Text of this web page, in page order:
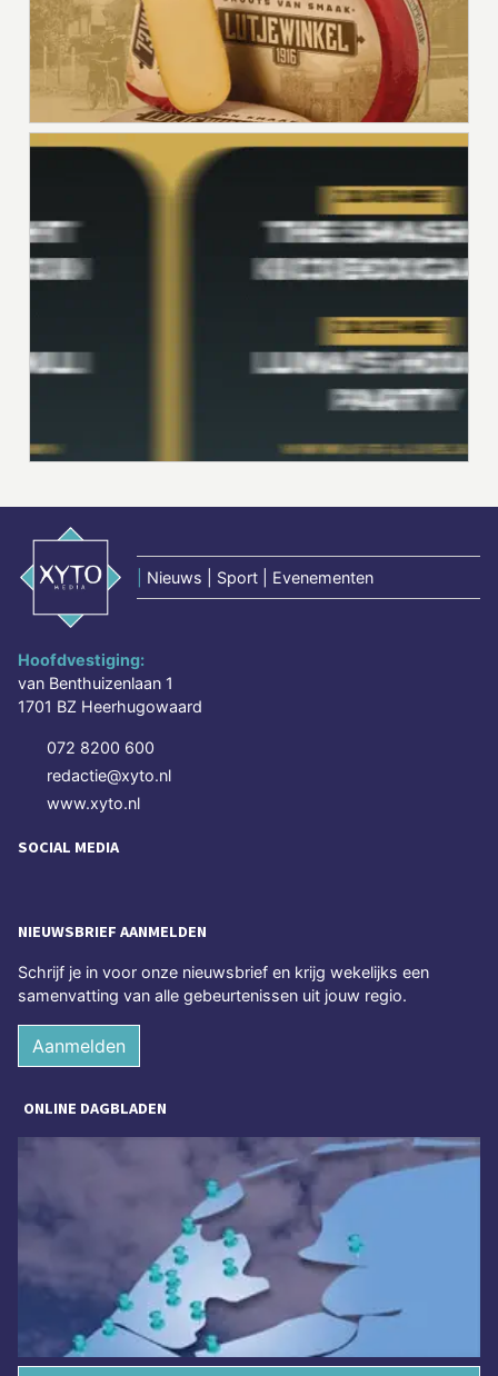
Nieuws | Sport | Evenementen
Hoofdvestiging:
van Benthuizenlaan 1
1701 BZ Heerhugowaard
072 8200 600
redactie@xyto.nl
www.xyto.nl
SOCIAL MEDIA
NIEUWSBRIEF AANMELDEN
Schrijf je in voor onze nieuwsbrief en krijg wekelijks een
samenvatting van alle gebeurtenissen uit jouw regio.
Aanmelden
ONLINE DAGBLADEN